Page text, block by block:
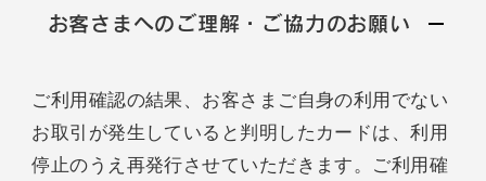
お客さまへのご理解・ご協力のお願い
ご利用確認の結果、お客さまご自身の利用でない
お取引が発生していると判明したカードは、利用
停止のうえ再発行させていただきます。ご利用確